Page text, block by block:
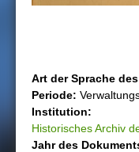
Art der Sprache
Periode:
Institution:
Historisches Archiv
Jahr des